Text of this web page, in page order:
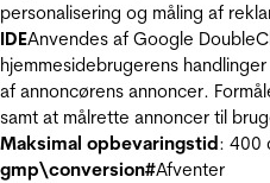
personalisering og måling af
IDEAnvendes af Google
hjemmesidebrugerens
af annoncørens annoncer.
samt at målrette annoncer til
Maksimal opbevaringstid: 400
gmp\conversion#Afventer